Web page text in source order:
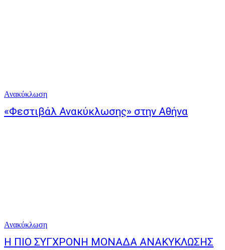
Ανακύκλωση
«Φεστιβάλ Ανακύκλωσης» στην Αθήνα
Ανακύκλωση
Η ΠΙΟ ΣΥΓΧΡΟΝΗ ΜΟΝΑΔΑ ΑΝΑΚΥΚΛΩΣΗΣ